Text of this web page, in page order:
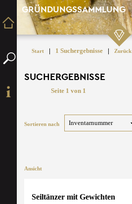
GRÜNDUNGSSAMMLUNG
Start | 1 Suchergebnisse | Zurück
SUCHERGEBNISSE
Seite 1 von 1
Sortieren nach
Ansicht
Seiltänzer mit Gewichten